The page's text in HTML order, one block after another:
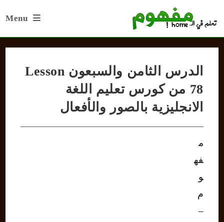
Menu
الدرس الثامن والسبعون Lesson
78 من كورس تعليم اللغة
الانجليزية بالصور والأفعال
م
فه
و
م
–